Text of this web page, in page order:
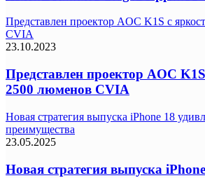
Представлен проектор AOC K1S с
CVIA
23.10.2023
Представлен проектор AOC
2500 люменов CVIA
Новая стратегия выпуска iPhone 18
преимущества
23.05.2025
Новая стратегия выпуска